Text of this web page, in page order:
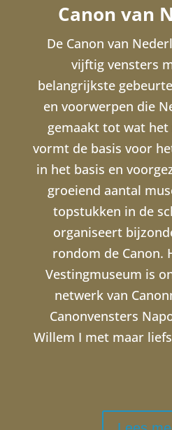
Canon van
De Canon van
vijftig vensters
belangrijkste
en voorwerpen die
gemaakt tot wat het
vormt de basis voor
in het basis en
groeiend aantal
topstukken in de
organiseert
rondom de Canon.
Vestingmuseum is
netwerk van
Canonvensters
Willem I met maar